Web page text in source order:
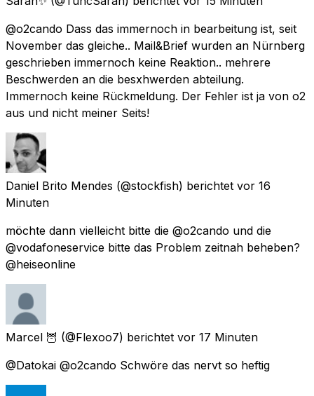
@o2cando Dass das immernoch in bearbeitung ist, seit
November das gleiche.. Mail&Brief wurden an Nürnberg
geschrieben immernoch keine Reaktion.. mehrere
Beschwerden an die besxhwerden abteilung.
Immernoch keine Rückmeldung. Der Fehler ist ja von o2
aus und nicht meiner Seits!
Daniel Brito Mendes (@stockfish) berichtet vor 16
Minuten
möchte dann vielleicht bitte die @o2cando und die
@vodafoneservice bitte das Problem zeitnah beheben?
@heiseonline
Marcel 🦉 (@Flexoo7) berichtet vor 17 Minuten
@Datokai @o2cando Schwöre das nervt so heftig